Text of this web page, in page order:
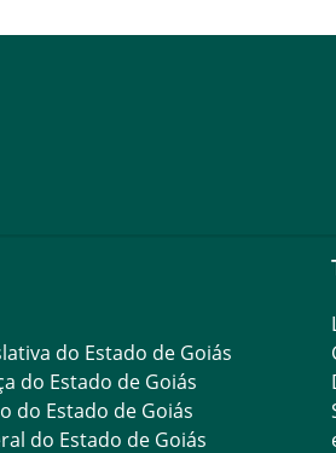
do Estado de Goiás
do Estado de Goiás
do Estado de Goiás
do Estado de Goiás